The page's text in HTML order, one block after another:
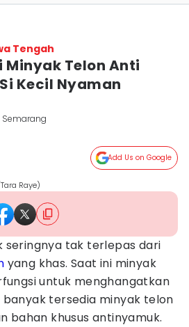
Tengah
Minyak Telon Anti
Kecil Nyaman
Semarang
Add Us on Google
Raye)
seringnya tak terlepas dari
yang khas. Saat ini minyak
untuk menghangatkan
tersedia minyak telon
bahan khusus antinyamuk.